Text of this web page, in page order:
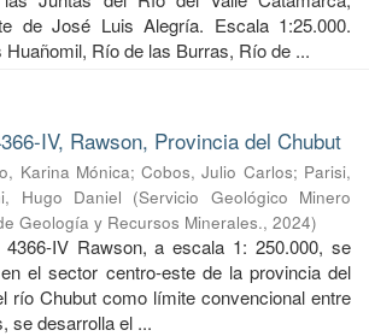
de José Luis Alegría. Escala 1:25.000.
Río de las Burras, Río de ...
IV, Rawson, Provincia del Chubut
Karina Mónica;Cobos, Julio Carlos; Parisi,
Hugo Daniel (Servicio Geológico Minero
Geología y Recursos Minerales., 2024)
IV Rawson, a escala 1: 250.000, se
el sector centro-este de la provincia del
río Chubut como límite convencional entre
se desarrolla el ...